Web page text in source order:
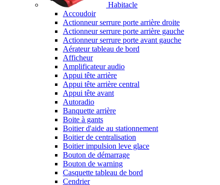
Habitacle
Accoudoir
Actionneur serrure porte arrière droite
Actionneur serrure porte arrière gauche
Actionneur serrure porte avant gauche
Aérateur tableau de bord
Afficheur
Amplificateur audio
Appui tête arrière
Appui tête arrière central
Appui tête avant
Autoradio
Banquette arrière
Boite à gants
Boitier d'aide au stationnement
Boitier de centralisation
Boitier impulsion leve glace
Bouton de démarrage
Bouton de warning
Casquette tableau de bord
Cendrier